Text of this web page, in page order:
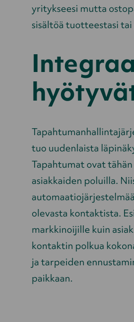
yritykseesi mutta
sisältöä tuotteestasi
tuo uudenlaista
Tapahtumat ovat
asiakkaiden poluilla.
olevasta kontaktista.
markkinoijille kuin
kontaktin polkua
ja tarpeiden
paikkaan.